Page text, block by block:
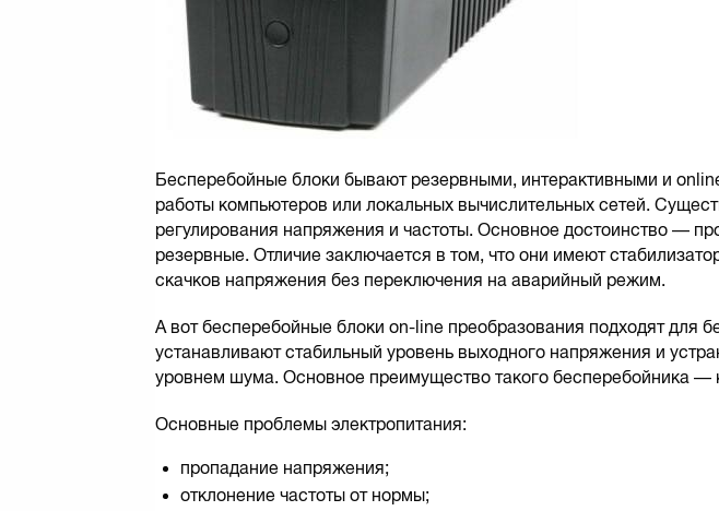
Бесперебойные блоки бывают резервными, интерактивными и
работы компьютеров или локальных вычислительных сетей.
регулирования напряжения и частоты. Основное достоинство —
резервные. Отличие заключается в том, что они имеют
скачков напряжения без переключения на аварийный режим.
А вот бесперебойные блоки оn-line преобразования подходят
устанавливают стабильный уровень выходного напряжения и
уровнем шума. Основное преимущество такого бесперебойника —
Основные проблемы электропитания:
пропадание напряжения;
отклонение частоты от нормы;